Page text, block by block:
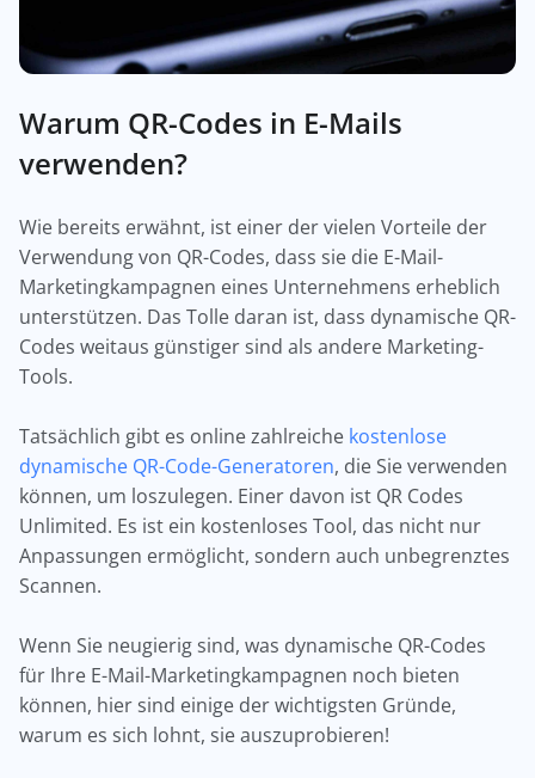
Warum QR-Codes in E-Mails
verwenden?
Wie bereits erwähnt, ist einer der vielen Vorteile der
Verwendung von QR-Codes, dass sie die E-Mail-
Marketingkampagnen eines Unternehmens erheblich
unterstützen. Das Tolle daran ist, dass dynamische QR-
Codes weitaus günstiger sind als andere Marketing-
Tools.
Tatsächlich gibt es online zahlreiche kostenlose
dynamische QR-Code-Generatoren, die Sie verwenden
können, um loszulegen. Einer davon ist QR Codes
Unlimited. Es ist ein kostenloses Tool, das nicht nur
Anpassungen ermöglicht, sondern auch unbegrenztes
Scannen.
Wenn Sie neugierig sind, was dynamische QR-Codes
für Ihre E-Mail-Marketingkampagnen noch bieten
können, hier sind einige der wichtigsten Gründe,
warum es sich lohnt, sie auszuprobieren!